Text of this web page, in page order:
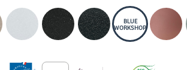
BLUE
WORKSHOP